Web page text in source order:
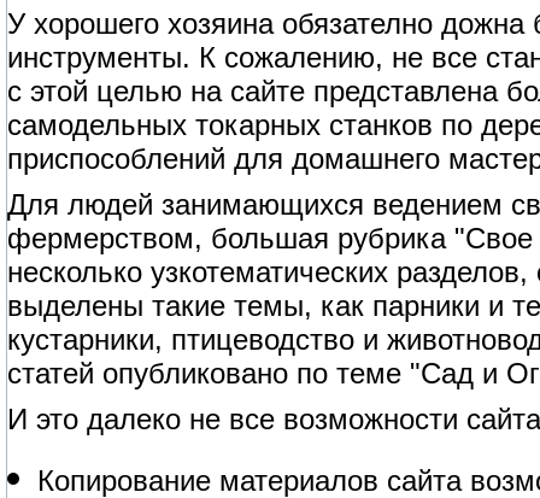
У хорошего хозяина обязателно
инструменты. К сожалению, не все
с этой целью на сайте представлена
самодельных токарных станков по
приспособлений для домашнего
Для людей занимающихся ведением
фермерством, большая рубрика "Свое
несколько узкотематических
выделены такие темы, как парники и
кустарники, птицеводство и
статей опубликовано по теме "Сад и
И это далеко не все возможности
Копирование материалов сайта